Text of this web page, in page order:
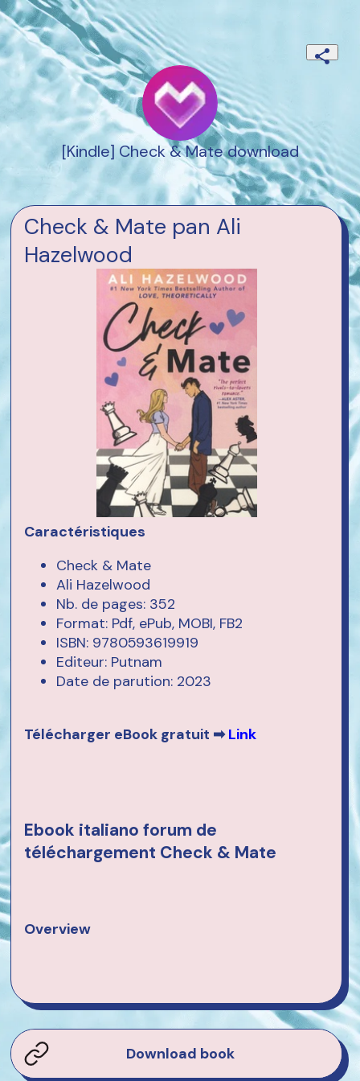
[Kindle] Check & Mate download
Check & Mate pan Ali
Hazelwood
Caractéristiques
Check & Mate
Ali Hazelwood
Nb. de pages: 352
Format: Pdf, ePub, MOBI, FB2
ISBN: 9780593619919
Editeur: Putnam
Date de parution: 2023
Télécharger eBook gratuit ➡Link
Ebook italiano forum de
téléchargement Check & Mate
Overview
Download book